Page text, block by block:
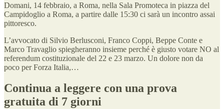
Domani, 14 febbraio, a Roma, nella Sala Promoteca in piazza del
Campidoglio a Roma, a partire dalle 15:30 ci sarà un incontro assai
pittoresco.
L’avvocato di Silvio Berlusconi, Franco Coppi, Beppe Conte e
Marco Travaglio spiegheranno insieme perché è giusto votare NO al
referendum costituzionale del 22 e 23 marzo. Un dolore non da
poco per Forza Italia,…
Continua a leggere con una prova
gratuita di 7 giorni